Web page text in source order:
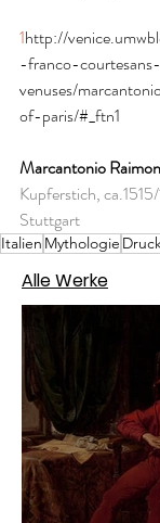
1http://
-franco-
venuses/
of-paris/#_ftn1
Marcantonio
Kupferstich,
Stuttgart
Italien Mythologie
Alle Werke